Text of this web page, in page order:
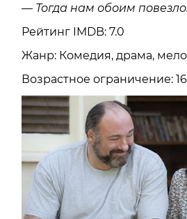
— Тогда нам обоим повезло.
Рейтинг IMDB: 7.0
Жанр: Комедия, драма,
Возрастное ограничение: